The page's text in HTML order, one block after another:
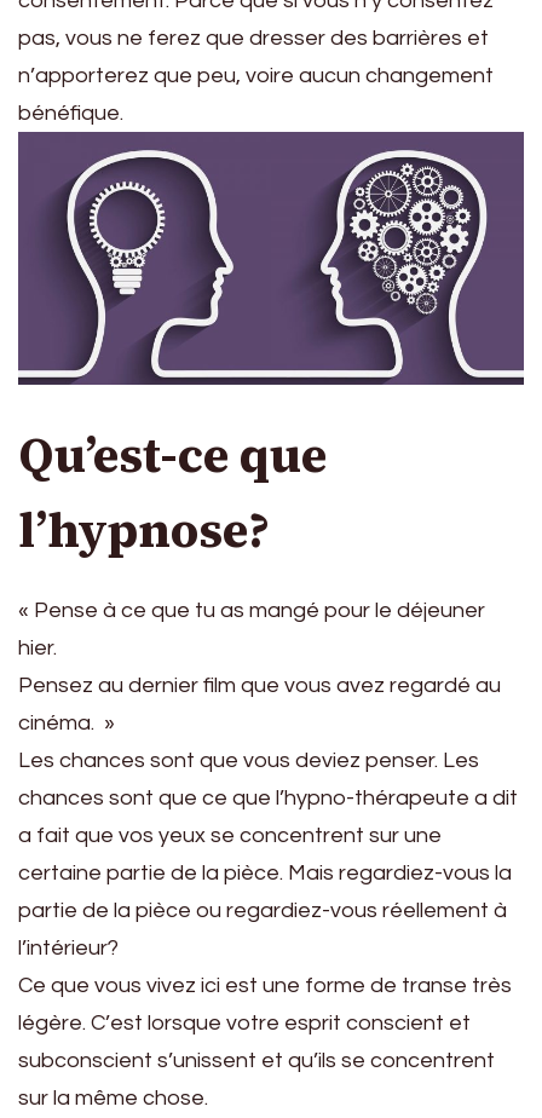
pas, vous ne ferez que dresser des barrières et
n’apporterez que peu, voire aucun changement
bénéfique.
Qu’est-ce que
l’hypnose?
« Pense à ce que tu as mangé pour le déjeuner
hier.
Pensez au dernier film que vous avez regardé au
cinéma. »
Les chances sont que vous deviez penser. Les
chances sont que ce que l’hypno-thérapeute a dit
a fait que vos yeux se concentrent sur une
certaine partie de la pièce. Mais regardiez-vous la
partie de la pièce ou regardiez-vous réellement à
l’intérieur?
Ce que vous vivez ici est une forme de transe très
légère. C’est lorsque votre esprit conscient et
subconscient s’unissent et qu’ils se concentrent
sur la même chose.